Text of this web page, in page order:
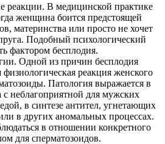
реакции. В медицинской практике
женщина боится предстоящей
материнства или просто не хочет
Подобный психологический
фактором бесплодия.
Одной из причин бесплодия
физиологическая реакция женского
Патология выражается в
с неблагоприятной для мужских
в синтезе антител, угнетающих
в других аномальных процессах.
в отношении конкретного
для сперматозоидов.